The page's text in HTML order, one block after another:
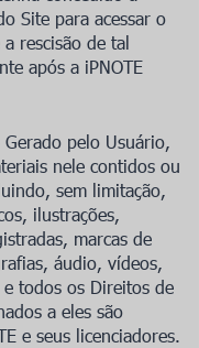
Site para acessar o
rescisão de tal
após a iPNOTE
pelo Usuário,
nele contidos ou
sem limitação,
ilustrações,
marcas de
áudio, vídeos,
e todos os Direitos de
a eles são
e seus licenciadores.